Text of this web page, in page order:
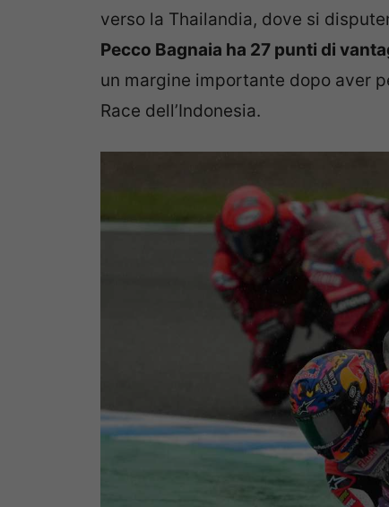
verso la Thailandia, dove si
Pecco Bagnaia ha 27 punti di
un margine importante dopo aver
Race dell’Indonesia.